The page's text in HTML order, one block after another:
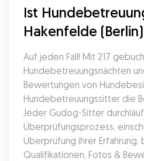
Ist
Hakenfelde
Auf jeden Fall! Mit 217
Hundebetreuungsnächten
Bewertungen von
Hundebetreuungssitter die
Jeder Gudog-Sitter
Überprüfungsprozess,
Überprüfung ihrer Erfahrung,
Qualifikationen, Fotos &